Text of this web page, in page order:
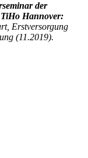
der
Hannover:
Erstversorgung
(11.2019).